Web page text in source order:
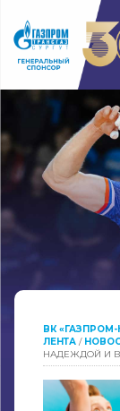
ВК «ГАЗПРОМ-
ЛЕНТА /
НАДЕЖДОЙ И